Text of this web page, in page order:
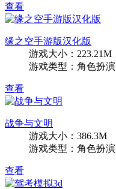
查看
缘之空手游版汉化版
游戏大小：223.21M
游戏类型：角色扮演
查看
战争与文明
游戏大小：386.3M
游戏类型：角色扮演
查看